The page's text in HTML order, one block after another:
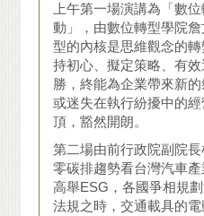
上午第一場演講為「數
動」，由數位轉型學院
型的內核是思維觀念的
持初心、擬定策略、有
勝，終能為企業帶來新
或迷失在執行紛擾中的
頂，豁然開朗。
第二場由前行政院副院
零碳排趨勢看台灣汽車
高舉ESG，各國爭相規
法規之時，交通載具的